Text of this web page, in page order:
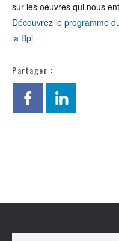
sur les oeuvres qui nous
Découvrez le programme
la Bpi
Partager :